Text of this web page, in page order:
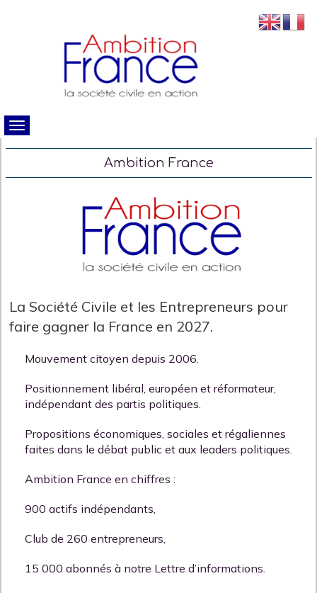
Ambition France
La Société Civile et les Entrepreneurs pour
faire gagner la France en 2027.
Mouvement citoyen depuis 2006.
Positionnement libéral, européen et réformateur,
indépendant des partis politiques.
Propositions économiques, sociales et régaliennes
faites dans le débat public et aux leaders politiques.
Ambition France en chiffres :
900 actifs indépendants,
Club de 260 entrepreneurs,
15 000 abonnés à notre Lettre d’informations.